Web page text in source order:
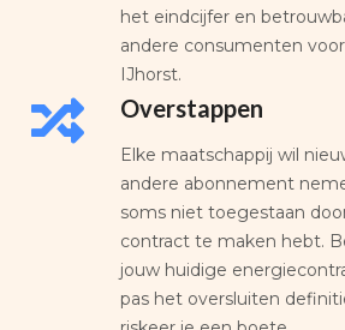
het eindcijfer en
andere consumenten
IJhorst.
Overstappen
Elke maatschappij wil
andere abonnement
soms niet toegestaan
contract te maken hebt.
jouw huidige
pas het oversluiten